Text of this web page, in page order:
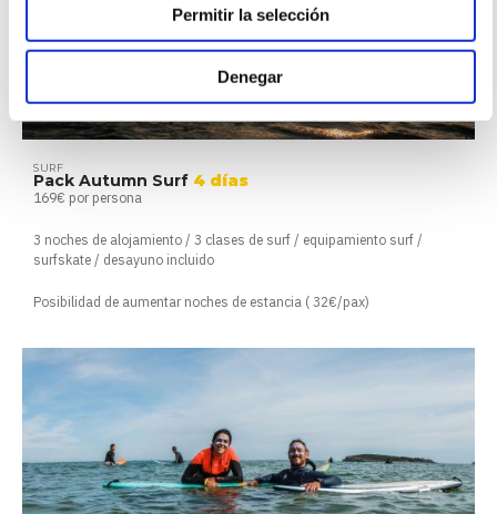
Permitir la selección
Denegar
SURF
Pack Autumn Surf 4 días
169€ por persona
3 noches de alojamiento / 3 clases de surf / equipamiento surf /
surfskate / desayuno incluido
Posibilidad de aumentar noches de estancia ( 32€/pax)